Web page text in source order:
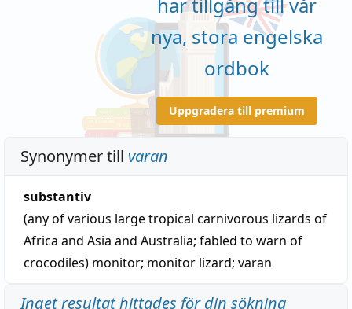
nya, stora engelska
ordbok
Uppgradera till premium
Synonymer till varan
substantiv
(any of various large tropical carnivorous lizards of
Africa and Asia and Australia; fabled to warn of
crocodiles) monitor; monitor lizard; varan
Inget resultat hittades för din sökning